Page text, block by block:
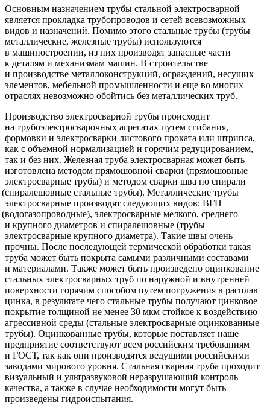
Основным назначением трубы стальной электросварной
является прокладка трубопроводов и сетей всевозможных
видов и назначений. Помимо этого стальные трубы (трубы
металлические, железные трубы) используются
в машиностроении, из них производят запасные части
к деталям и механизмам машин. В строительстве
и производстве металлоконструкций, ограждений, несущих
элементов, мебельной промышленности и еще во многих
отраслях невозможно обойтись без металлических труб.
Производство электросварной трубы происходит
на трубоэлектросварочных агрегатах путем сгибания,
формовки и электросварки листового проката или штрипса,
как с объемной нормализацией и горячим редуцированием,
так и без них. Железная труба электросварная может быть
изготовлена ​​методом прямошовной сварки (прямошовные
электросварные трубы) и методом сварки шва по спирали
(спиралешовные стальные трубы). Металлические трубы
электросварные производят следующих видов: ВГП
(водогазопроводные), электросварные мелкого, среднего
и крупного диаметров и спиралешовные (трубы
электросварные крупного диаметра). Такие швы очень
прочны. После последующей термической обработки такая
труба может быть покрыта самыми различными составами
и материалами. Также может быть произведено оцинкование
стальных электросварных труб по наружной и внутренней
поверхности горячим способом путем погружения в расплав
цинка, в результате чего стальные трубы получают цинковое
покрытие толщиной не менее 30 мкм стойкое к воздействию
агрессивной среды (стальные электросварные оцинкованные
трубы). Оцинкованные трубы, которые поставляет наше
предприятие соответствуют всем российским требованиям
и ГОСТ, так как они производятся ведущими российскими
заводами мирового уровня. Стальная сварная труба проходит
визуальный и ультразвуковой неразрушающий контроль
качества, а также в случае необходимости могут быть
произведены гидроиспытания.